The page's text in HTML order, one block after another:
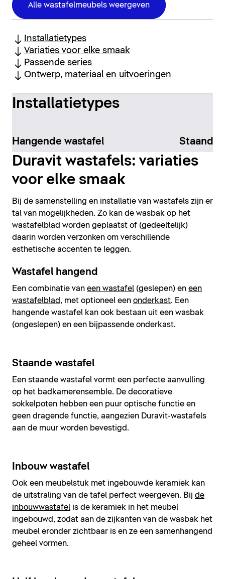
Alle wastafelmeubels weergeven
Installatietypes
Variaties voor elke smaak
Passende series
Ontwerp, materiaal en uitvoeringen
Installatietypes
Hangende wastafel Staande
Duravit wastafels: variaties
voor elke smaak
Bij de samenstelling en installatie van wastafels zijn er
tal van mogelijkheden. Zo kan de wasbak op het
wastafelblad worden geplaatst of (gedeeltelijk)
daarin worden verzonken om verschillende
esthetische accenten te leggen.
Wastafel hangend
Een combinatie van een wastafel (geslepen) en een
wastafelblad, met optioneel een onderkast. Een
hangende wastafel kan ook bestaan uit een wasbak
(ongeslepen) en een bijpassende onderkast.
Staande wastafel
Een staande wastafel vormt een perfecte aanvulling
op het badkamerensemble. De decoratieve
sokkelpoten hebben een puur optische functie en
geen dragende functie, aangezien Duravit-wastafels
aan de muur worden bevestigd.
Inbouw wastafel
Ook een meubelstuk met ingebouwde keramiek kan
de uitstraling van de tafel perfect weergeven. Bij de
inbouwwastafel is de keramiek in het meubel
ingebouwd, zodat aan de zijkanten van de wasbak het
meubel eronder zichtbaar is en ze een samenhangend
geheel vormen.